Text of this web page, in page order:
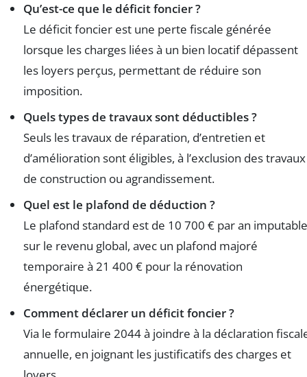
Qu’est-ce que le déficit foncier ?
Le déficit foncier est une perte fiscale générée
lorsque les charges liées à un bien locatif dépassent
les loyers perçus, permettant de réduire son
imposition.
Quels types de travaux sont déductibles ?
Seuls les travaux de réparation, d’entretien et
d’amélioration sont éligibles, à l’exclusion des travaux
de construction ou agrandissement.
Quel est le plafond de déduction ?
Le plafond standard est de 10 700 € par an imputable
sur le revenu global, avec un plafond majoré
temporaire à 21 400 € pour la rénovation
énergétique.
Comment déclarer un déficit foncier ?
Via le formulaire 2044 à joindre à la déclaration
annuelle, en joignant les justificatifs des charges et